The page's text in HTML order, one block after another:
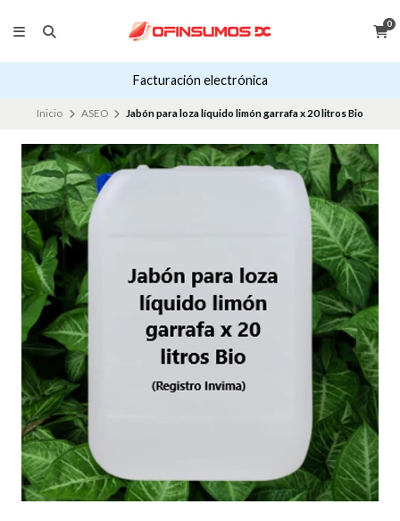
0
Facturación electrónica
Inicio ASEO Jabón para loza líquido limón garrafa x 20 litros Bio